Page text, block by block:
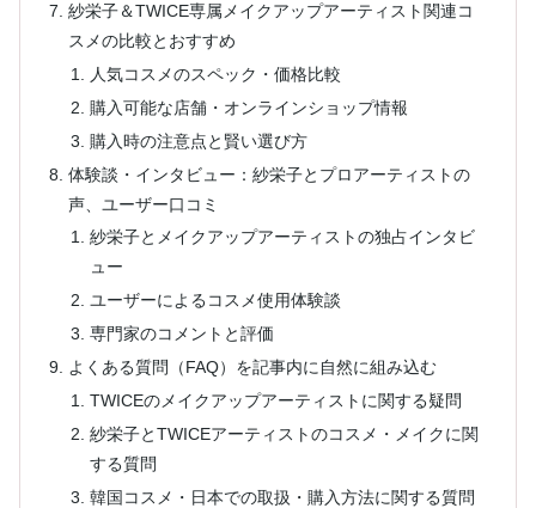
紗栄子＆TWICE専属メイクアップアーティスト関連コ
スメの比較とおすすめ
人気コスメのスペック・価格比較
購入可能な店舗・オンラインショップ情報
購入時の注意点と賢い選び方
体験談・インタビュー：紗栄子とプロアーティストの
声、ユーザー口コミ
紗栄子とメイクアップアーティストの独占インタビ
ュー
ユーザーによるコスメ使用体験談
専門家のコメントと評価
よくある質問（FAQ）を記事内に自然に組み込む
TWICEのメイクアップアーティストに関する疑問
紗栄子とTWICEアーティストのコスメ・メイクに関
する質問
韓国コスメ・日本での取扱・購入方法に関する質問